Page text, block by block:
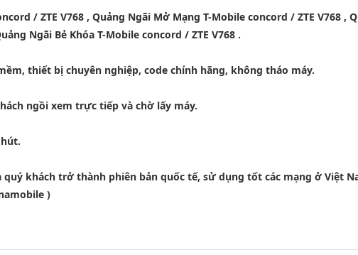
/ ZTE V768 , Quảng Ngãi Mở Mạng T-Mobile concord / ZTE V768 ,
Ngãi Bẻ Khóa T-Mobile concord / ZTE V768 .
thiết bị chuyên nghiệp, code chính hãng, không tháo máy.
ngồi xem trực tiếp và chờ lấy máy.
khách trở thành phiên bản quốc tế, sử dụng tốt các mạng ở Việt
)